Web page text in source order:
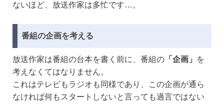
ないほど、放送作家は多忙です…。
番組の企画を考える
放送作家は番組の台本を書く前に、番組の 「企画」
を
考えなくてはなりません。
これはテレビもラジオも同様であり、この企画が通ら
なければ何もスタートしないと言っても過言ではない